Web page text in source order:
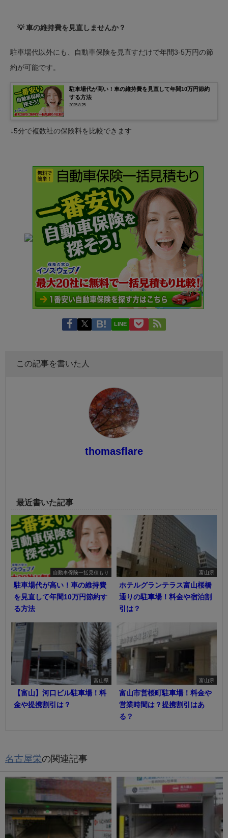
💡 車の維持費を見直しませんか？
駐車場代以外にも、自動車保険を見直すだけで年間3-5万円の節
約が可能です。
駐車場代が高い！車の維持費を見直して年間10万円節約
する方法
2025.8.25
↓5分で複数社の保険料を比較できます
LINE
この記事を書いた人
thomasflare
最近書いた記事
自動車保険一括見積もり
駐車場代が高い！車の維持費
を見直して年間10万円節約す
る方法
富山県
ホテルグランテラス富山桜橋
通りの駐車場！料金や宿泊割
引は？
富山県
【富山】河口ビル駐車場！料
金や提携割引は？
富山県
富山市営桜町駐車場！料金や
営業時間は？提携割引はあ
る？
名古屋栄の関連記事